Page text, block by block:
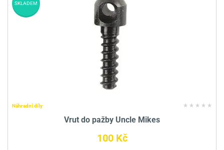
Náhradní díly
Vrut do pažby Uncle Mikes
100 Kč
SKLADEM